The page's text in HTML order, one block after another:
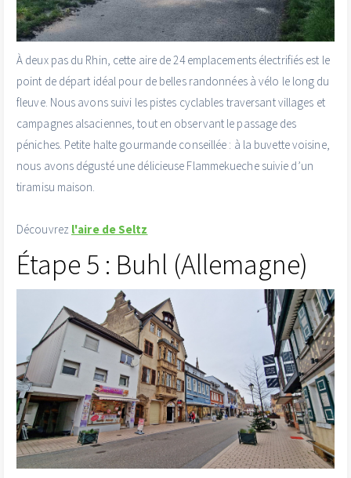
À deux pas du Rhin, cette aire de 24 emplacements électrifiés est le
point de départ idéal pour de belles randonnées à vélo le long du
fleuve. Nous avons suivi les pistes cyclables traversant villages et
campagnes alsaciennes, tout en observant le passage des
péniches. Petite halte gourmande conseillée : à la buvette voisine,
nous avons dégusté une délicieuse Flammekueche suivie d’un
tiramisu maison.
Découvrez l'aire de Seltz
Étape 5 : Buhl (Allemagne)